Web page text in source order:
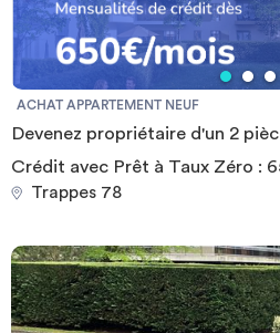
ACHAT APPARTEMENT NEUF
Devenez propriétaire d'un 2
Crédit avec Prêt à Taux Zéro :
Trappes 78